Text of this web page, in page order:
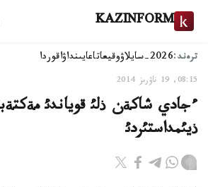
KAZINFORM
ترەند:2026-سايلاۋ وقيعاتاعايىنداۋاقوردا
08:15, 19 ناۋرىز 2014
ءجادي شاكةن ذلئ قوياندئ
ذيئمداستئردئ